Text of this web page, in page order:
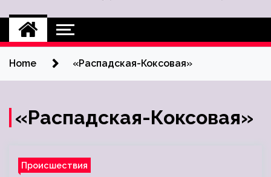
Home «Распадская-Коксовая»
«Распадская-Коксовая»
Происшествия